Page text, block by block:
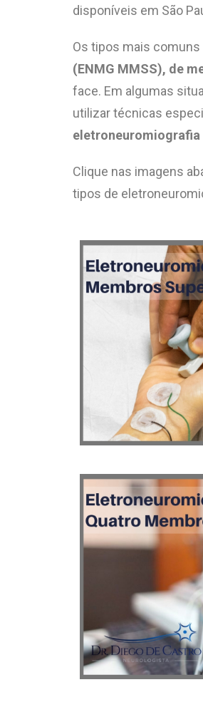
disponíveis em São
Os tipos mais comuns
(ENMG MMSS), de
face. Em algumas
utilizar técnicas
eletroneuromiografia
Clique nas imagens
tipos de